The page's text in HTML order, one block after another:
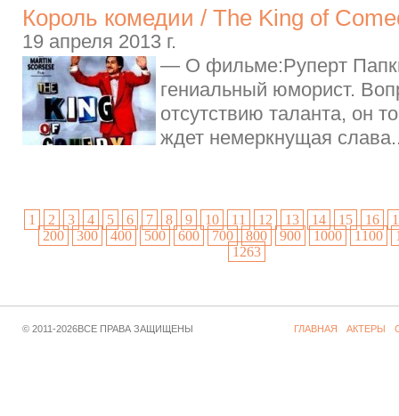
Король комедии / The King of
19 апреля 2013 г.
— О фильме:Руперт
гениальный юморист.
отсутствию таланта, он
ждет немеркнущая
1 2 3 4 5 6 7 8 9 10 11 12 13 14 15 16
200
300 400 500 600 700 800 900 1000 1100
1263
© 2011-2026ВСЕ ПРАВА ЗАЩИЩЕНЫ ГЛАВНАЯ АКТЕРЫ